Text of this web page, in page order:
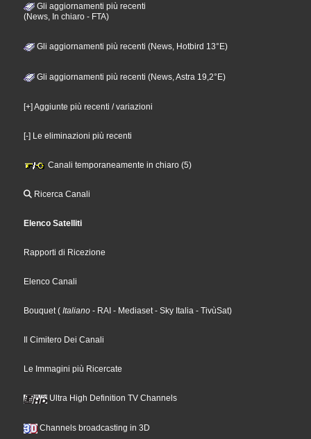
Gli aggiornamenti più recenti
(News, In chiaro - FTA)
Gli aggiornamenti più recenti (News, Hotbird 13°E)
Gli aggiornamenti più recenti (News, Astra 19,2°E)
[+] Aggiunte più recenti / variazioni
[-] Le eliminazioni più recenti
Canali temporaneamente in chiaro (5)
Ricerca Canali
Elenco Satelliti
Rapporti di Ricezione
Elenco Canali
Bouquet( Italiano - RAI - Mediaset- Sky Italia - TivùSat)
Il Cimitero Dei Canali
Le Immagini più Ricercate
Ultra High Definition TV Channels
Channels broadcasting in 3D